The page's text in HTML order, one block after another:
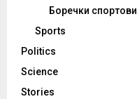
Боречки спортови
Sports
Politics
Science
Stories